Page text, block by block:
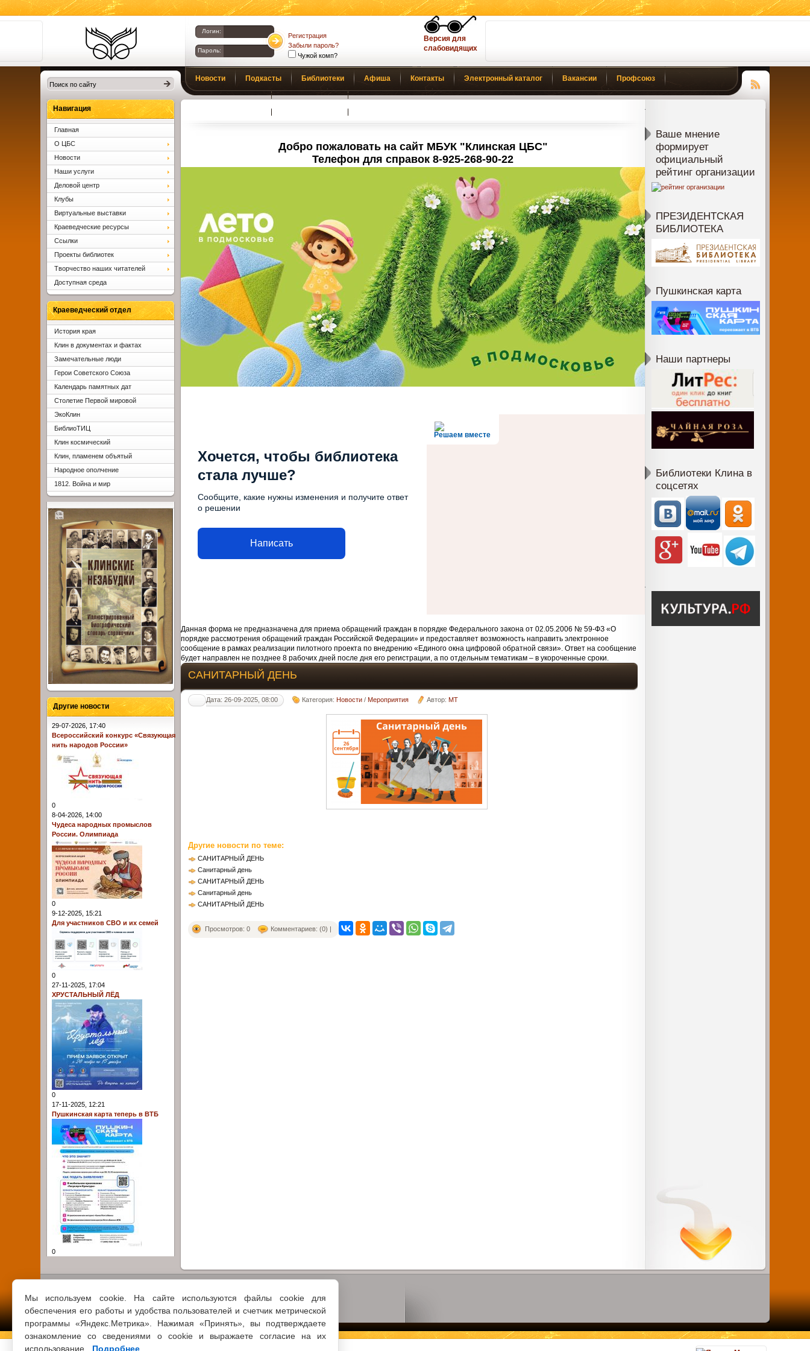
Мы используем cookie. На сайте используются файлы cookie для
обеспечения его работы и удобства пользователей и счетчик метрической
программы «Яндекс.Метрика». Нажимая «Принять», вы подтверждаете
ознакомление со сведениями о cookie и выражаете согласие на их
использование.
Подробнее
Библиотеки
Клина. Клинская
ЦБС.
Логин:
Пароль:
Регистрация
Забыли пароль?
Чужой комп?
Версия для
слабовидящих
Новости Подкасты Библиотеки Афиша Контакты Электронный каталог Вакансии Профсоюз
Чтение
Добро пожаловать на сайт МБУК "Клинская ЦБС"
Телефон для справок 8-925-268-90-22
Решаем вместе
Хочется, чтобы библиотека
стала лучше?
Сообщите, какие нужны изменения и получите ответ
о решении
Написать
Данная форма не предназначена для приема обращений граждан в порядке Федерального закона от 02.05.2006 № 59-ФЗ «О
порядке рассмотрения обращений граждан Российской Федерации» и предоставляет возможность направить электронное
сообщение в рамках реализации пилотного проекта по внедрению «Единого окна цифровой обратной связи». Ответ на сообщение
будет направлен не позднее 8 рабочих дней после дня его регистрации, а по отдельным тематикам – в укороченные сроки.
САНИТАРНЫЙ ДЕНЬ
Дата: 26-09-2025, 08:00 Категория:Новости /Мероприятия Автор:MT
Другие новости по теме:
САНИТАРНЫЙ ДЕНЬ
Санитарный день
САНИТАРНЫЙ ДЕНЬ
Санитарный день
САНИТАРНЫЙ ДЕНЬ
Просмотров: 0 Комментариев: (0) |
Ваше мнение
формирует
официальный
рейтинг организации
ПРЕЗИДЕНТСКАЯ
БИБЛИОТЕКА
Пушкинская карта
Наши партнеры
Библиотеки Клина в
соцсетях
Навигация
Главная
О ЦБС
Новости
Наши услуги
Деловой центр
Клубы
Виртуальные выставки
Краеведческие ресурсы
Ссылки
Проекты библиотек
Творчество наших читателей
Доступная среда
Краеведческий отдел
История края
Клин в документах и фактах
Замечательные люди
Герои Советского Союза
Календарь памятных дат
Столетие Первой мировой
ЭкоКлин
БиблиоТИЦ
Клин космический
Клин, пламенем объятый
Народное ополчение
1812. Война и мир
Другие новости
29-07-2026, 17:40
Всероссийский конкурс «Связующая
нить народов России»
0
8-04-2026, 14:00
Чудеса народных промыслов
России. Олимпиада
0
9-12-2025, 15:21
Для участников СВО и их семей
0
27-11-2025, 17:04
ХРУСТАЛЬНЫЙ ЛЁД
0
17-11-2025, 12:21
Пушкинская карта теперь в ВТБ
0